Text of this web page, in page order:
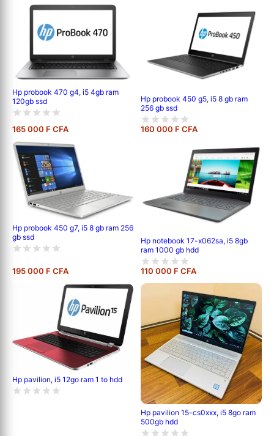
Hp probook 470 g4, i5 4gb ram
120gb ssd
165 000 F CFA
Hp probook 450 g5, i5 8 gb ram
256 gb ssd
160 000 F CFA
Hp probook 450 g7, i5 8 gb ram 256
gb ssd
195 000 F CFA
Hp notebook 17-x062sa, i5 8gb
ram 1000 gb hdd
110 000 F CFA
Hp pavilion, i5 12go ram 1 to hdd
Hp pavilion 15-cs0xxx, i5 8go ram
500gb hdd